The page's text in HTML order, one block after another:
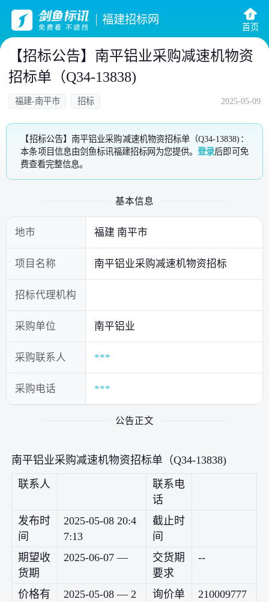
福建招标网
首页
【招标公告】南平铝业采购减速机物资
招标单（Q34-13838)
福建-南平市 招标 2025-05-09
【招标公告】南平铝业采购减速机物资招标单（Q34-13838)：
本条项目信息由剑鱼标讯福建招标网为您提供。登录后即可免
费查看完整信息。
基本信息
地市 福建 南平市
项目名称 南平铝业采购减速机物资招标
招标代理机构
采购单位 南平铝业
采购联系人 ***
采购电话 ***
公告正文
南平铝业采购减速机物资招标单（Q34-13838)
联系人
联系电
话
发布时
间
2025-05-08 20:4
7:13
截止时
间
期望收
货期
2025-06-07 —
交货期
要求
--
价格有
2025-05-08 — 2
询价单
210009777